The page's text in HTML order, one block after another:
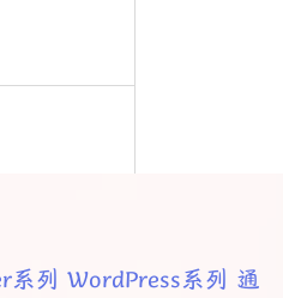
系列 WordPress系列 通